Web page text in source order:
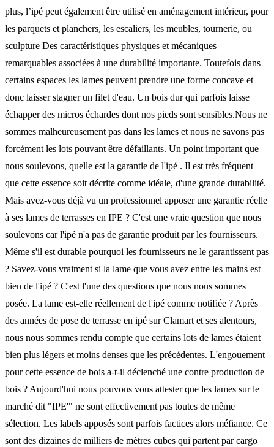
plus, l’ipé peut également être utilisé en aménagement intérieur, pour
les parquets et planchers, les escaliers, les meubles, tournerie, ou
sculpture Des caractéristiques physiques et mécaniques
remarquables associées à une durabilité importante. Toutefois dans
certains espaces les lames peuvent prendre une forme concave et
donc laisser stagner un filet d'eau. Un bois dur qui parfois laisse
échapper des micros échardes dont nos pieds sont sensibles.Nous ne
sommes malheureusement pas dans les lames et nous ne savons pas
forcément les lots pouvant être défaillants. Un point important que
nous soulevons, quelle est la garantie de l'ipé . Il est très fréquent
que cette essence soit décrite comme idéale, d'une grande durabilité.
Mais avez-vous déjà vu un professionnel apposer une garantie réelle
à ses lames de terrasses en IPE ? C'est une vraie question que nous
soulevons car l'ipé n'a pas de garantie produit par les fournisseurs.
Même s'il est durable pourquoi les fournisseurs ne le garantissent pas
? Savez-vous vraiment si la lame que vous avez entre les mains est
bien de l'ipé ? C'est l'une des questions que nous nous sommes
posée. La lame est-elle réellement de l'ipé comme notifiée ? Après
des années de pose de terrasse en ipé sur Clamart et ses alentours,
nous nous sommes rendu compte que certains lots de lames étaient
bien plus légers et moins denses que les précédentes. L'engouement
pour cette essence de bois a-t-il déclenché une contre production de
bois ? Aujourd'hui nous pouvons vous attester que les lames sur le
marché dit "IPE'" ne sont effectivement pas toutes de même
sélection. Les labels apposés sont parfois factices alors méfiance. Ce
sont des dizaines de milliers de mètres cubes qui partent par cargo